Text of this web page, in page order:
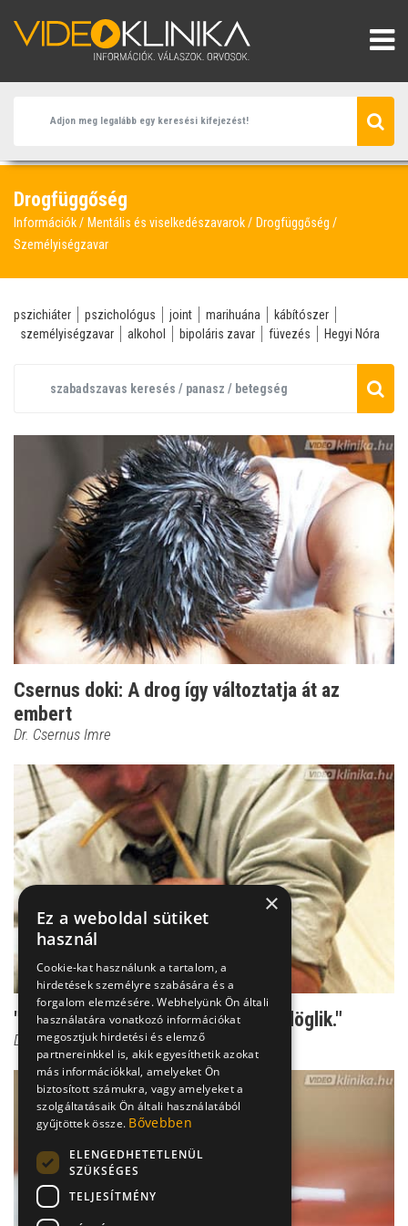
Drogfüggőség
Információk Mentális és viselkedészavarok
Drogfüggőség
Személyiségzavar
pszichiáter pszichológus joint marihuána
kábítószer
személyiségzavar
alkohol bipoláris zavar füvezés Hegyi Nóra
Csernus doki: A drog így változtatja át az
embert
Dr. Csernus Imre
"Van aki nem meghal, hanem megdöglik."
Dr. Csernus Imre
×
Ez a weboldal sütiket
használ
Cookie-kat használunk a tartalom, a
hirdetések személyre szabására és a
forgalom elemzésére. Webhelyünk Ön általi
használatára vonatkozó információkat
megosztjuk hirdetési és elemző
partnereinkkel is, akik egyesíthetik azokat
más információkkal, amelyeket Ön
biztosított számukra, vagy amelyeket a
szolgáltatásaik Ön általi használatából
gyűjtöttek össze. Bővebben
ELENGEDHETETLENÜL
SZÜKSÉGES
TELJESÍTMÉNY